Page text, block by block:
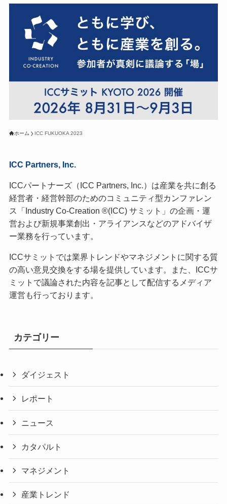
ホーム ICC FUKUOKA 2023
ICC Partners, Inc.
ICCパートナーズ（ICC Partners, Inc.）は産業を共に創る
経営者・経営幹部のためのコミュニティ型カンファレン
ス「Industry Co-Creation ®(ICC) サミット」の企画・運
営および新規事業創出・アライアンスなどのアドバイザ
ー業務を行っています。
ICCサミットでは業界トレンドやマネジメントに関する質
の高い意見交換をする場を提供しています。また、ICCサ
ミットで議論された内容を記事として配信するメディア
運営も行っております。
カテゴリー
ダイジェスト
レポート
ニュース
カタパルト
マネジメント
産業トレンド